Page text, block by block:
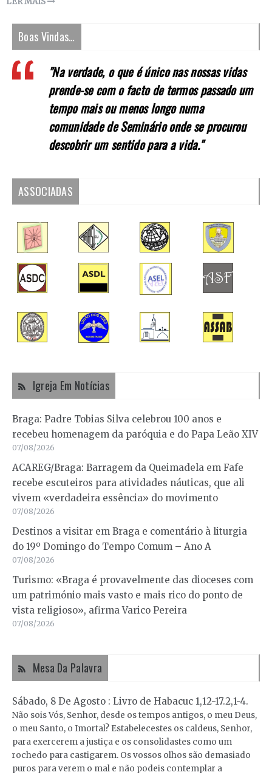
Boas Vindas…
"Na verdade, o que é único nas nossas vidas
prende-se com o facto de termos passado um
tempo mais ou menos longo numa
comunidade de Seminário onde se procurou
descobrir um sentido para a vida."
ASSOCIADAS
Igreja Em Notícias
Braga: Padre Tobias Silva celebrou 100 anos e
recebeu homenagem da paróquia e do Papa Leão XIV
07/08/2026
ACAREG/Braga: Barragem da Queimadela em Fafe
recebe escuteiros para atividades náuticas, que ali
vivem «verdadeira essência» do movimento
07/08/2026
Destinos a visitar em Braga e comentário à liturgia
do 19º Domingo do Tempo Comum – Ano A
07/08/2026
Turismo: «Braga é provavelmente das dioceses com
um património mais vasto e mais rico do ponto de
vista religioso», afirma Varico Pereira
07/08/2026
Mesa Da Palavra
Sábado, 8 De Agosto : Livro de Habacuc 1,12-17.2,1-4.
Não sois Vós, Senhor, desde os tempos antigos, o meu Deus,
o meu Santo, o Imortal? Estabelecestes os caldeus, Senhor,
para exercerem a justiça e os consolidastes como um
rochedo para castigarem. Os vossos olhos são demasiado
puros para verem o mal e não podeis contemplar a